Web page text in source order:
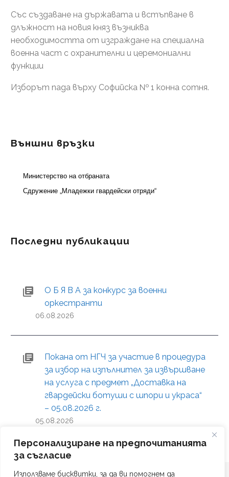
Персонализиране на предпочитанията
за съгласие
Използваме бисквитки, за да ви помогнем да
Със създаване на държавата и встъпване в
длъжност на новия княз възниква
необходимостта от изграждане на специална
военна част с охранителни и церемониални
функции
Изборът пада върху Софийска № 1 конна сотня.
Външни връзки
Министерство на отбраната
Сдружение „Младежки гвардейски отряди“
Последни публикации
О Б Я В А за конкурс за военни
оркестранти
06.08.2026
Покана от НГЧ за участие в процедура
за избор на изпълнител за извършване
на услуга с предмет „Доставка на
гвардейски ботуши с шпори и украса“
– 05.08.2026 г.
05.08.2026